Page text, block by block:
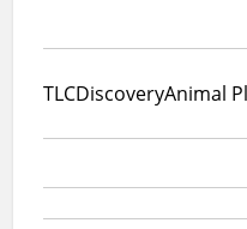
TLCDiscoveryAnimal